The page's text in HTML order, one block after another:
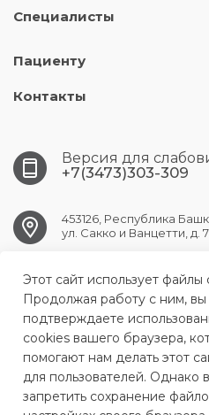
Специалисты
Пациенту
Контакты
Версия для
+7(3473)303-309
453126, Республика
ул. Сакко и Ванцетти, д.
str.sp1@doctorrb.ru
ГБУЗ РБ СП г. Стерлитамак
Этот сайт использует файлы
Продолжая работу с ним, вы
подтверждаете
cookies вашего браузера,
помогают нам делать этот
для пользователей. Однако
запретить сохранение